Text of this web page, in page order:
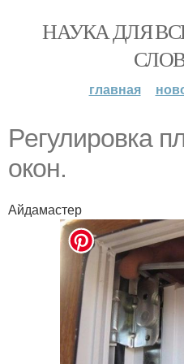
НАУКА ДЛЯ
главная
Рeгулировка
окoн.
Айдамастер